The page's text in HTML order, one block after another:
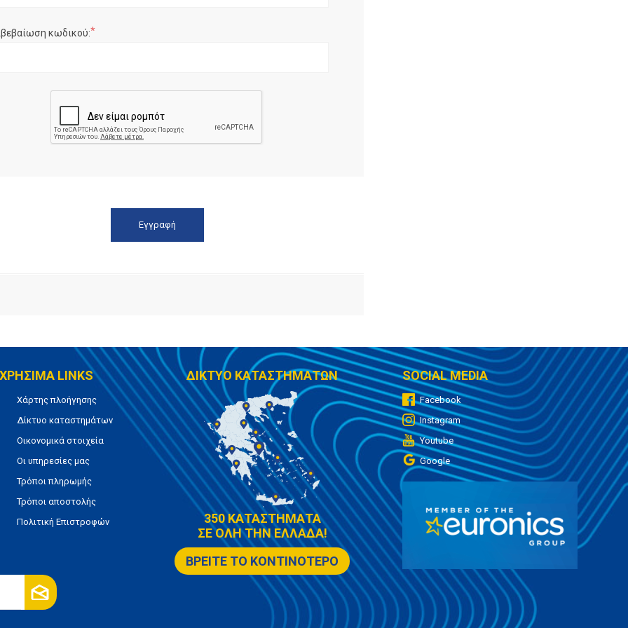
κωδικού:*
ΧΡΗΣΙΜΑ LINKS
Χάρτης πλοήγησης
Δίκτυο καταστημάτων
Οικονομικά στοιχεία
Οι υπηρεσίες μας
Τρόποι πληρωμής
Τρόποι αποστολής
Πολιτική Επιστροφών
ΔΙΚΤΥΟ ΚΑΤΑΣΤΗΜΑΤΩΝ
350 ΚΑΤΑΣΤΗΜΑΤΑ
ΣΕ ΟΛΗ ΤΗΝ ΕΛΛΑΔΑ!
ΒΡΕΙΤΕ ΤΟ ΚΟΝΤΙΝΟΤΕΡΟ
SOCIAL MEDIA
Facebook
Instagram
Youtube
Google